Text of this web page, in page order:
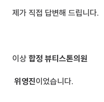
제가 직접 답변해 드립니다.
이상 합정 뷰티스톤의원
위영진이었습니다.